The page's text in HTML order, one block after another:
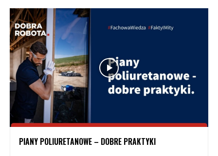
PIANY POLIURETANOWE – DOBRE PRAKTYKI